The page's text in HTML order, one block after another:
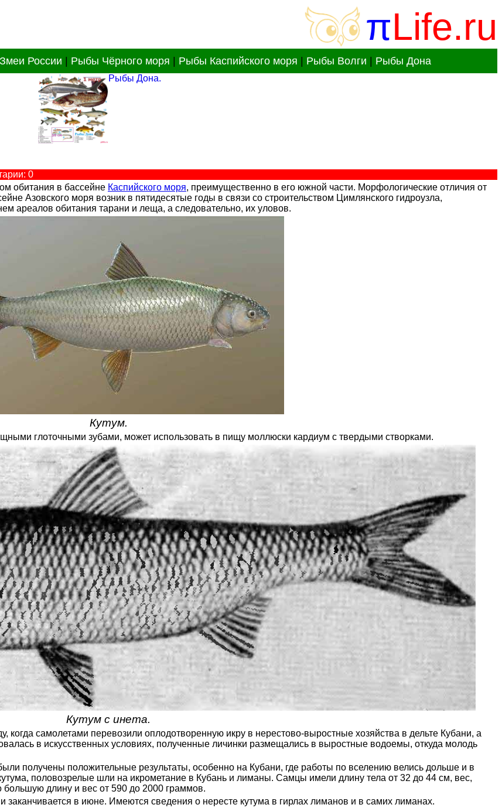
πLife.ru
Змеи России Рыбы Чёрного моря Рыбы Каспийского моря Рыбы Волги Рыбы Дона
Рыбы Дона.
0
обитания в бассейне Каспийского моря, преимущественно в его южной части. Морфологические отличия от
Азовского моря возник в пятидесятые годы в связи со строительством Цимлянского гидроузла,
ареалов обитания тарани и леща, а следовательно, их уловов.
Кутум.
глоточными зубами, может использовать в пищу моллюски кардиум с твердыми створками.
Кутум с инета.
когда самолетами перевозили оплодотворенную икру в нерестово-выростные хозяйства в дельте Кубани, а
в искусственных условиях, полученные личинки размещались в выростные водоемы, откуда молодь
получены положительные результаты, особенно на Кубани, где работы по вселению велись дольше и в
половозрелые шли на икрометание в Кубань и лиманы. Самцы имели длину тела от 32 до 44 см, вес,
большую длину и вес от 590 до 2000 граммов.
в июне. Имеются сведения о нересте кутума в гирлах лиманов и в самих лиманах.